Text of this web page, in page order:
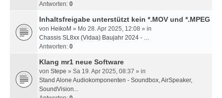
Antworten: 0
Inhaltsfreigabe unterstützt kein *.MOV und *.MPEG
von HeikoM » Mo 28. Apr 2025, 12:08 » in
Chassis SL8xx (Vidaa) Baujahr 2024 - …
Antworten: 0
Klang mr1 neue Software
von Stepe » Sa 19. Apr 2025, 08:37 » in
Stand Alone Audiokomponenten - Soundbox, AirSpeaker,
SoundVision...